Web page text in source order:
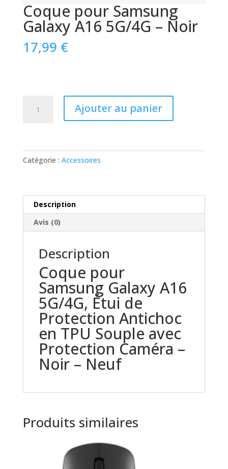
Coque pour Samsung
Galaxy A16 5G/4G – Noir
17,99 €
Galaxy
-
Noir
Ajouter au panier
Catégorie : Accessoires
Description
Avis (0)
Description
Coque pour
Samsung Galaxy A16
5G/4G, Étui de
Protection Antichoc
en TPU Souple avec
Protection Caméra –
Noir – Neuf
Produits similaires